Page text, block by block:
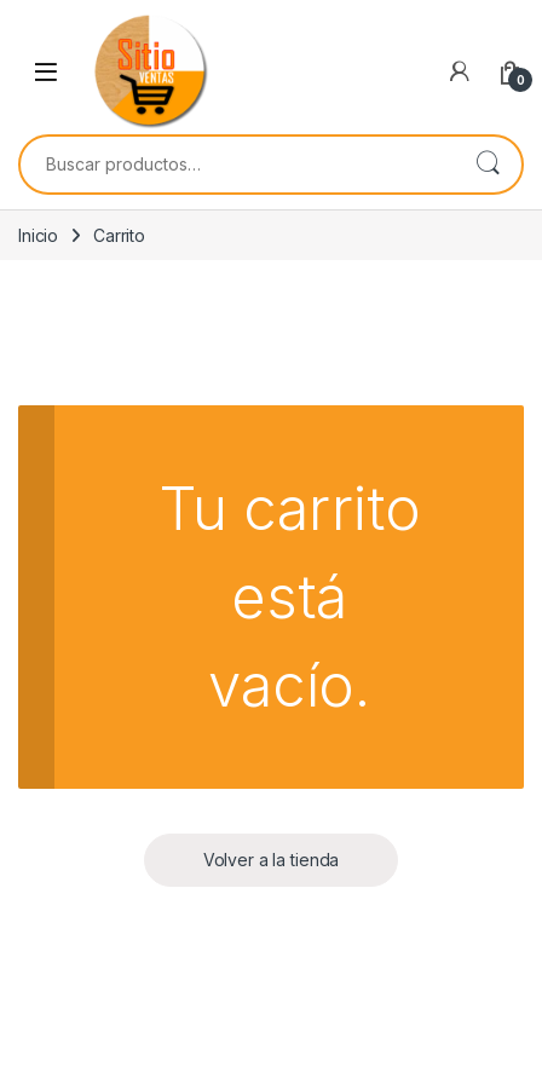
Skip to navigation
0
Buscar por:
Inicio Carrito
Tu carrito
está
vacío.
Volver a la tienda